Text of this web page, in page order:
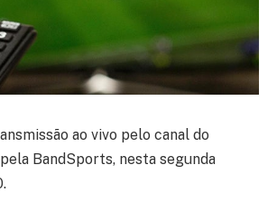
ao vivo pelo canal do
BandSports, nesta segunda